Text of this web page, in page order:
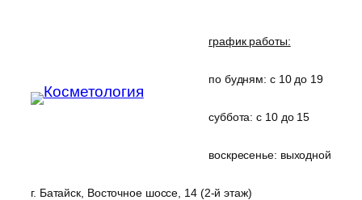
график работы:
по будням: с 10 до 19
суббота: с 10 до 15
воскресенье: выходной
г. Батайск, Восточное шоссе, 14 (2-й этаж)